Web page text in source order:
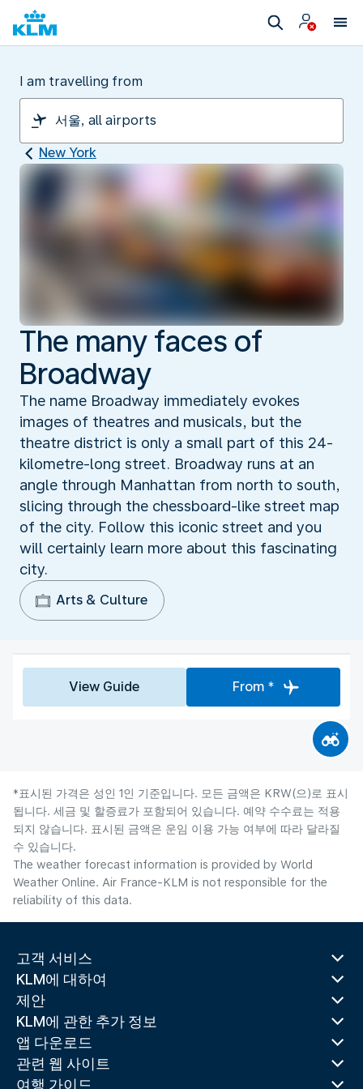
I am travelling from
New York
The many faces of
Broadway
The name Broadway immediately evokes
images of theatres and musicals, but the
theatre district is only a small part of this 24-
kilometre-long street. Broadway runs at an
angle through Manhattan from north to south,
slicing through the chessboard-like street map
of the city. Follow this iconic street and you
will certainly learn more about this fascinating
city.
Arts & Culture
View Guide From *
*표시된 가격은 성인 1인 기준입니다. 모든 금액은 KRW(으)로 표시
됩니다. 세금 및 할증료가 포함되어 있습니다. 예약 수수료는 적용
되지 않습니다. 표시된 금액은 운임 이용 가능 여부에 따라 달라질
수 있습니다.
The weather forecast information is provided by World
Weather Online. Air France-KLM is not responsible for the
reliability of this data.
고객 서비스
KLM에 대하여
제안
KLM에 관한 추가 정보
앱 다운로드
관련 웹 사이트
여행 가이드